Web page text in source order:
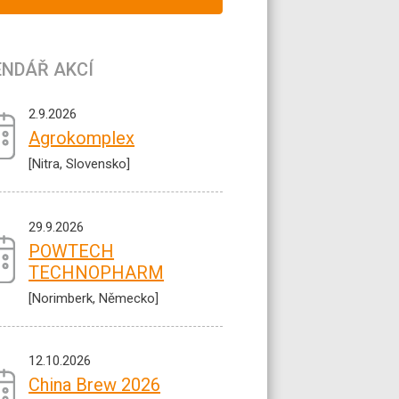
AKCÍ
2.9.2026
Agrokomplex
[Nitra, Slovensko]
29.9.2026
POWTECH
TECHNOPHARM
[Norimberk, Německo]
12.10.2026
China Brew 2026